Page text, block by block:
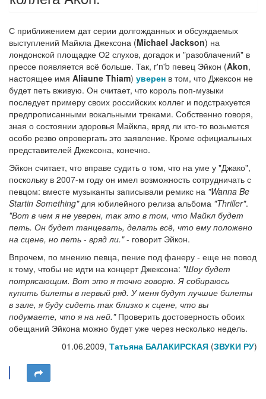
С приближением дат серии долгожданных и обсуждаемых
выступлений Майкла Джексона (Michael Jackson) на
лондонской площадке О2 слухов, догадок и "разоблачений" в
прессе появляется всё больше. Так, r'n'b певец Эйкон (Akon,
настоящее имя Aliaune Thiam) уверен в том, что Джексон не
будет петь вживую. Он считает, что король поп-музыки
последует примеру своих российских коллег и подстрахуется
предпрописанными вокальными треками. Собственно говоря,
зная о состоянии здоровья Майкла, вряд ли кто-то возьмется
особо резво опровергать это заявление. Кроме официальных
представителей Джексона, конечно.
Эйкон считает, что вправе судить о том, что на уме у "Джако",
поскольку в 2007-м году он имел возможность сотрудничать с
певцом: вместе музыканты записывали ремикс на "Wanna Be
Startin Something"для юбилейного релиза альбома "Thriller".
"Вот в чем я не уверен, так это в том, что Майкл будет
петь. Он будет танцевать, делать всё, что ему положено
на сцене, но петь - вряд ли."- говорит Эйкон.
Впрочем, по мнению певца, пение под фанеру - еще не повод
к тому, чтобы не идти на концерт Джексона: "Шоу будет
потрясающим. Вот это я точно говорю. Я собираюсь
купить билеты в первый ряд. У меня будут лучшие билеты
в зале, я буду сидеть так близко к сцене, что вы
подумаете, что я на ней."Проверить достоверность обоих
обещаний Эйкона можно будет уже через несколько недель.
01.06.2009, Татьяна БАЛАКИРСКАЯ (ЗВУКИ РУ)